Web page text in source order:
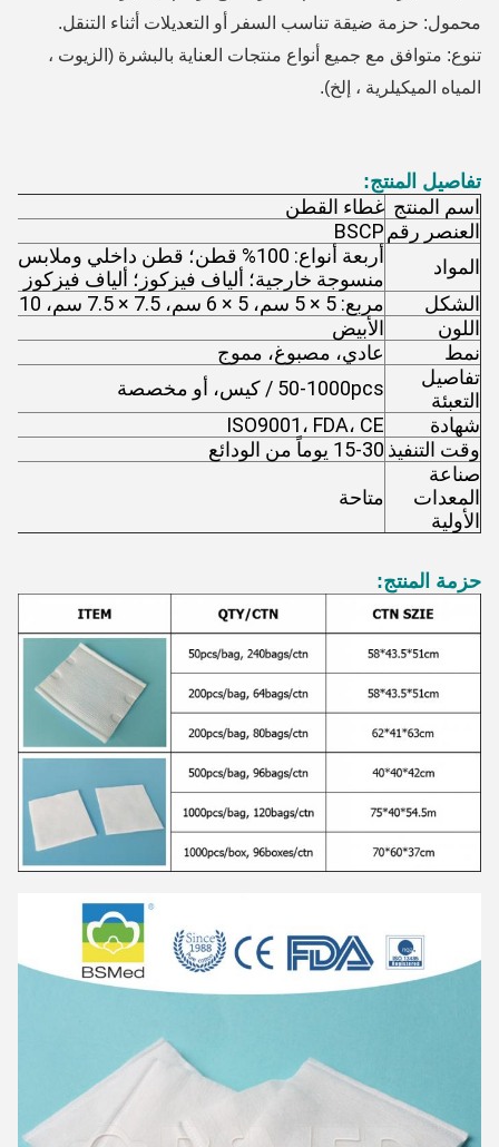
محمول: حزمة ضيقة تناسب السفر أو التعديلات أثناء التنقل.
تنوع: متوافق مع جميع أنواع منتجات العناية بالبشرة (الزيوت ،
المياه الميكيلرية ، إلخ).
تفاصيل المنتج:
اسم المنتج غطاء القطن
العنصر رقم BSCP
المواد
أربعة أنواع: 100% قطن؛ قطن داخلي وملابس
منسوجة خارجية؛ ألياف فيزكوز؛ ألياف فيزكوز و
الشكل
مربع: 5 × 5 سم، 5 × 6 سم، 7.5 × 7.5 سم، 10 × 10 سم.
اللون
الأبيض
نمط
عادي، مصبوغ، مموج
تفاصيل
التعبئة
50-1000pcs / كيس، أو مخصصة
شهادة
ISO9001، FDA، CE
وقت التنفيذ 15-30 يوماً من الودائع
صناعة
المعدات
الأولية
متاحة
حزمة المنتج: